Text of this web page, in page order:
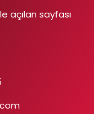
açılan sayfası